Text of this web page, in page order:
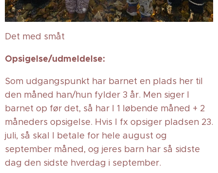
Det med småt
Opsigelse/udmeldelse:
Som udgangspunkt har barnet en plads her til
den måned han/hun fylder 3 år. Men siger I
barnet op før det, så har I 1 løbende måned + 2
måneders opsigelse. Hvis I fx opsiger pladsen 23.
juli, så skal I betale for hele august og
september måned, og jeres barn har så sidste
dag den sidste hverdag i september.